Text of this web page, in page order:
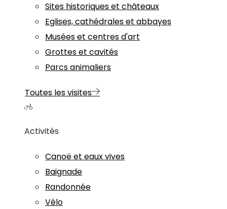
Sites historiques et châteaux
Eglises, cathédrales et abbayes
Musées et centres d'art
Grottes et cavités
Parcs animaliers
Toutes les visites
Activités
Canoë et eaux vives
Baignade
Randonnée
Vélo